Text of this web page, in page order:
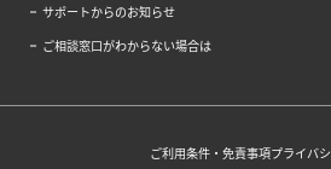
サポートからのお知らせ
ご相談窓口がわからない場合は
ご利用条件・免責事項プライバ